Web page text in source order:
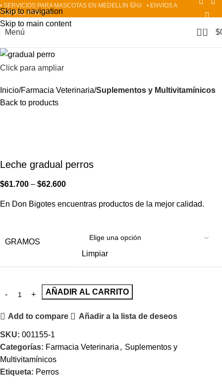
Skip to navigation
Skip to main content
• SERVICIOS PARA MASCOTAS EN MEDELLÍN 🐱🐶
• ENVÍOS A
TODO EL PAÍS 📦✈️
Menú 0 $
Click para ampliar
Inicio Farmacia Veterinaria Suplementos y Multivitamínicos
Back to products
Leche gradual perros
$61.700 – $62.600
En Don Bigotes encuentras productos de la mejor calidad.
GRAMOS
Limpiar
AÑADIR AL CARRITO
Add to compare Añadir a la lista de deseos
SKU: 001155-1
Categorías: Farmacia Veterinaria , Suplementos y
Multivitamínicos
Etiqueta: Perros